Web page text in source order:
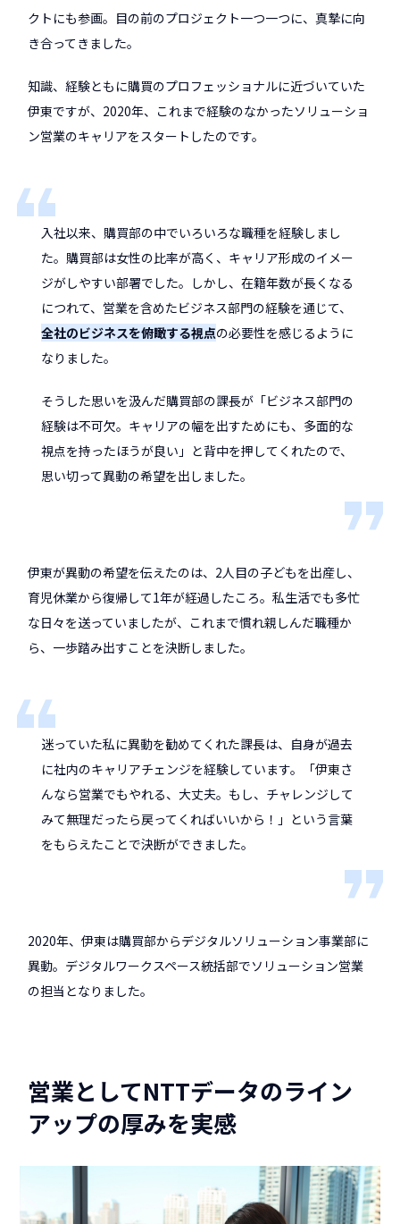
クトにも参画。目の前のプロジェクト一つ一つに、真摯に向
き合ってきました。
知識、経験ともに購買のプロフェッショナルに近づいていた
伊東ですが、2020年、これまで経験のなかったソリューショ
ン営業のキャリアをスタートしたのです。
入社以来、購買部の中でいろいろな職種を経験しまし
た。購買部は女性の比率が高く、キャリア形成のイメー
ジがしやすい部署でした。しかし、在籍年数が長くなる
につれて、営業を含めたビジネス部門の経験を通じて、
全社のビジネスを俯瞰する視点の必要性を感じるように
なりました。
そうした思いを汲んだ購買部の課長が「ビジネス部門の
経験は不可欠。キャリアの幅を出すためにも、多面的な
視点を持ったほうが良い」と背中を押してくれたので、
思い切って異動の希望を出しました。
伊東が異動の希望を伝えたのは、2人目の子どもを出産し、
育児休業から復帰して1年が経過したころ。私生活でも多忙
な日々を送っていましたが、これまで慣れ親しんだ職種か
ら、一歩踏み出すことを決断しました。
迷っていた私に異動を勧めてくれた課長は、自身が過去
に社内のキャリアチェンジを経験しています。「伊東さ
んなら営業でもやれる、大丈夫。もし、チャレンジして
みて無理だったら戻ってくればいいから！」という言葉
をもらえたことで決断ができました。
2020年、伊東は購買部からデジタルソリューション事業部に
異動。デジタルワークスペース統括部でソリューション営業
の担当となりました。
営業としてNTTデータのライン
アップの厚みを実感